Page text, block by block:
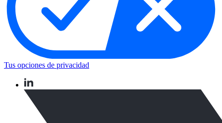
Tus opciones de privacidad